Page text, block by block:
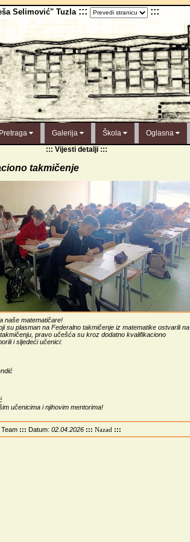
Selimović" Tuzla ::: :::
Pretraga Galerija Škola Oglasna
::: Vijesti detalji :::
takmičenje
naše matematičare!
su plasman na Federalno takmičenje iz matematike ostvarili na
pravo učešća su kroz dodatno kvalifikaciono
i sljedeći učenici:
učenicima i njihovim mentorima!
::: Datum: 02.04.2026::: Nazad :::